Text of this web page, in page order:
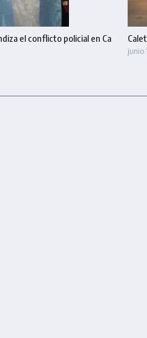
el conflicto policial en Ca
junio